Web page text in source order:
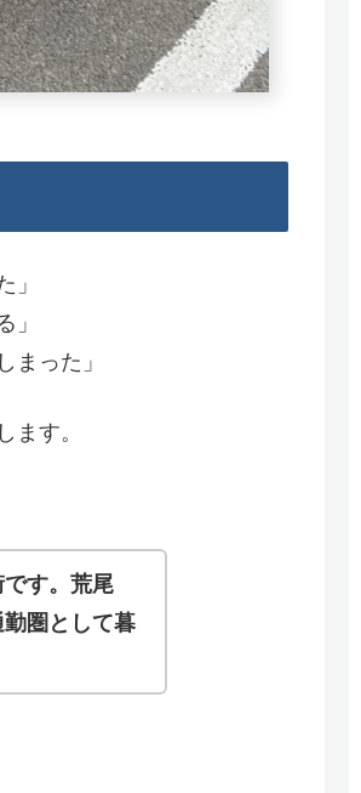
まった」
す。
す。荒尾
圏として暮